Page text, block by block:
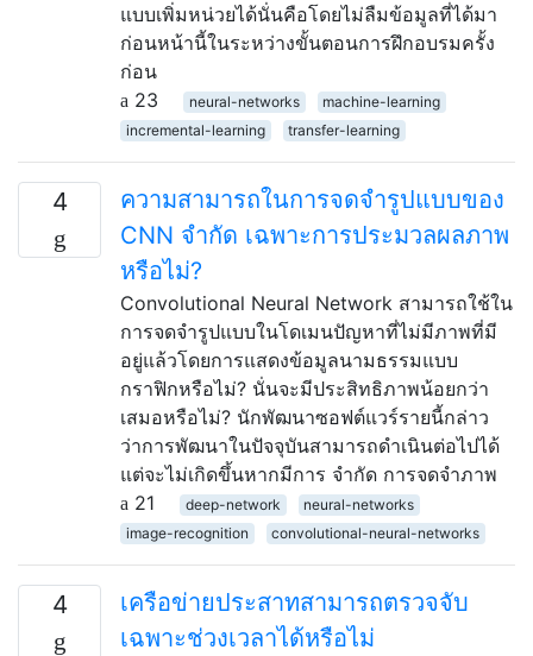
แบบเพิ่มหน่วยได้นั่นคือโดยไม่ลืมข้อมูลที่ได้มา
ก่อนหน้านี้ในระหว่างขั้นตอนการฝึกอบรมครั้ง
ก่อน
23
neural-networks
machine-learning
incremental-learning
transfer-learning
4
ความสามารถในการจดจำรูปแบบของ
CNN จำกัด เฉพาะการประมวลผลภาพ
หรือไม่?
Convolutional Neural Network สามารถใช้ใน
การจดจำรูปแบบในโดเมนปัญหาที่ไม่มีภาพที่มี
อยู่แล้วโดยการแสดงข้อมูลนามธรรมแบบ
กราฟิกหรือไม่? นั่นจะมีประสิทธิภาพน้อยกว่า
เสมอหรือไม่? นักพัฒนาซอฟต์แวร์รายนี้กล่าว
ว่าการพัฒนาในปัจจุบันสามารถดำเนินต่อไปได้
แต่จะไม่เกิดขึ้นหากมีการ จำกัด การจดจำภาพ
21
deep-network
neural-networks
image-recognition
convolutional-neural-networks
4
เครือข่ายประสาทสามารถตรวจจับ
เฉพาะช่วงเวลาได้หรือไม่